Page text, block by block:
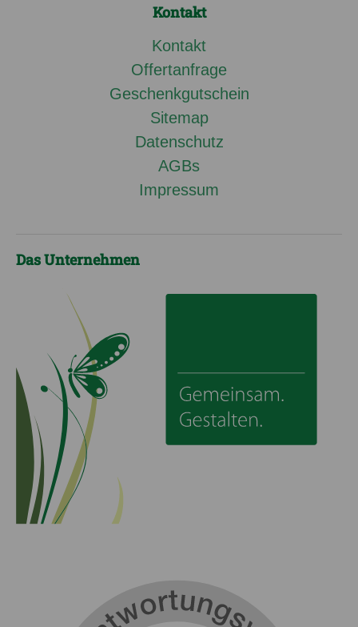
Kontakt
Kontakt
Offertanfrage
Geschenkgutschein
Sitemap
Datenschutz
AGBs
Impressum
Das Unternehmen